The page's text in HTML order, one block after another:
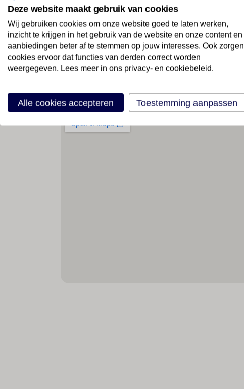
Geen faciliteiten beschikbaar
Locatie
Deze website maakt gebruik van cookies
Wij gebruiken cookies om onze website goed te laten werken,
inzicht te krijgen in het gebruik van de website en onze content en
aanbiedingen beter af te stemmen op jouw interesses. Ook zorgen
cookies ervoor dat functies van derden correct worden
weergegeven. Lees meer in ons privacy- en cookiebeleid.
Alle cookies accepteren Toestemming aanpassen